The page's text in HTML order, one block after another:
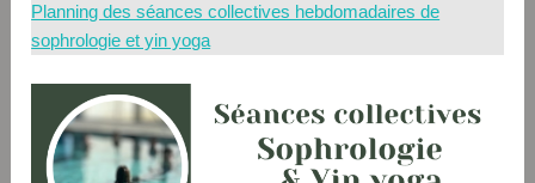
Planning des séances collectives hebdomadaires de
sophrologie et yin yoga